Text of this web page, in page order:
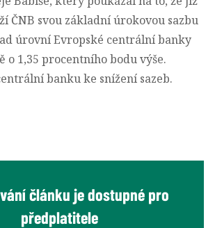
ČNB svou základní úrokovou sazbu
úrovní Evropské centrální banky
o 1,35 procentního bodu výše.
banku ke snížení sazeb.
článku je dostupné pro
předplatitele